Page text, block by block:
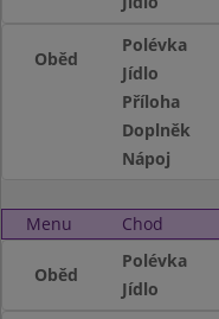
Oběd
Polévka
Jídlo
Příloha
Doplněk
Nápoj
Menu Chod
Oběd
Polévka
Jídlo